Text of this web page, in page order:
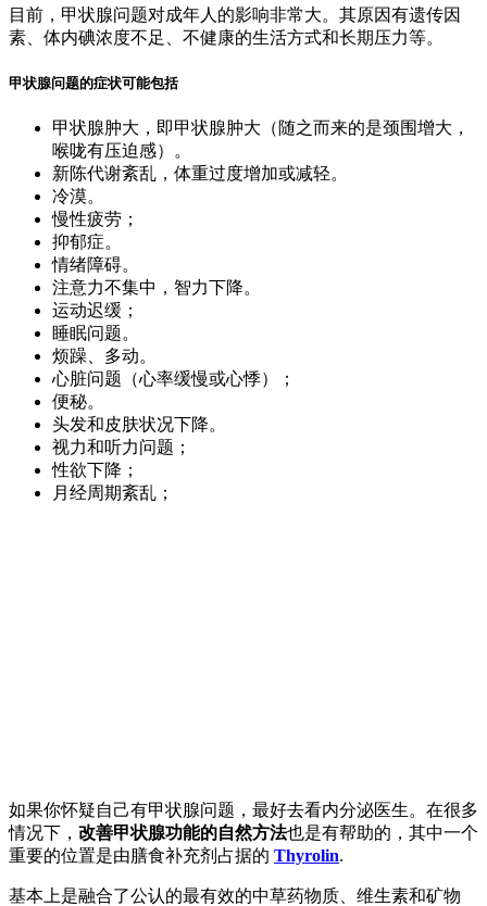
目前，甲状腺问题对成年人的影响非常大。其原因有遗传因
素、体内碘浓度不足、不健康的生活方式和长期压力等。
甲状腺问题的症状可能包括
甲状腺肿大，即甲状腺肿大（随之而来的是颈围增大，
喉咙有压迫感）。
新陈代谢紊乱，体重过度增加或减轻。
冷漠。
慢性疲劳；
抑郁症。
情绪障碍。
注意力不集中，智力下降。
运动迟缓；
睡眠问题。
烦躁、多动。
心脏问题（心率缓慢或心悸）；
便秘。
头发和皮肤状况下降。
视力和听力问题；
性欲下降；
月经周期紊乱；
如果你怀疑自己有甲状腺问题，最好去看内分泌医生。在很多
情况下， 改善甲状腺功能的自然方法也是有帮助的，其中一个
重要的位置是由膳食补充剂占据的 Thyrolin.
基本上是融合了公认的最有效的中草药物质、维生素和矿物